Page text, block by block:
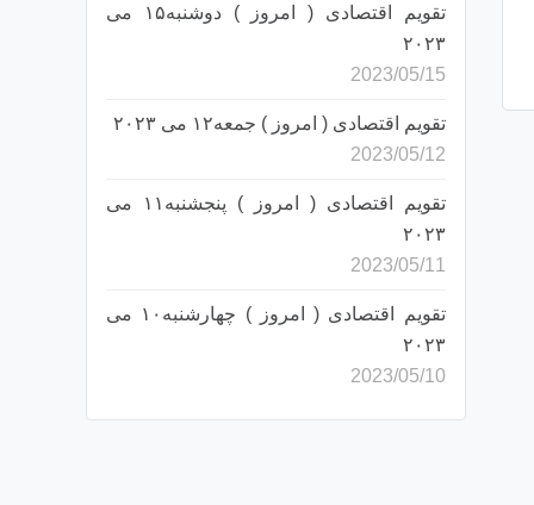
تقویم اقتصادی ( امروز ) دوشنبه۱۵ می
۲۰۲۳
2023/05/15
تقویم اقتصادی ( امروز ) جمعه۱۲ می ۲۰۲۳
2023/05/12
تقویم اقتصادی ( امروز ) پنجشنبه۱۱ می
۲۰۲۳
2023/05/11
تقویم اقتصادی ( امروز ) چهارشنبه۱۰ می
۲۰۲۳
2023/05/10